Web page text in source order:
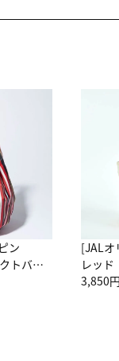
ン
トバッ
[JALオ
レッド
3,850円